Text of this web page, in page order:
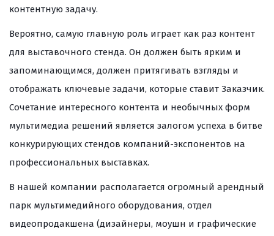
контентную задачу.
Вероятно, самую главную роль играет как раз контент
для выставочного стенда. Он должен быть ярким и
запоминающимся, должен притягивать взгляды и
отображать ключевые задачи, которые ставит Заказчик.
Сочетание интересного контента и необычных форм
мультимедиа решений является залогом успеха в битве
конкурирующих стендов компаний-экспонентов на
профессиональных выставках.
В нашей компании располагается огромный арендный
парк мультимедийного оборудования, отдел
видеопродакшена (дизайнеры, моушн и графические